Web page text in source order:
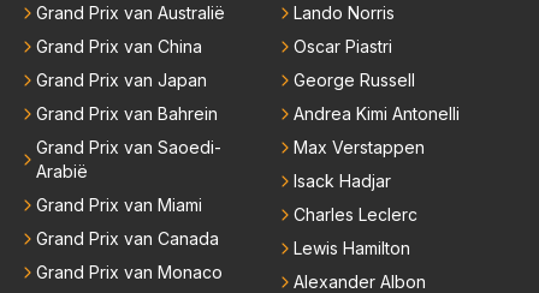
Grand Prix van Australië
Grand Prix van China
Grand Prix van Japan
Grand Prix van Bahrein
Grand Prix van Saoedi-
Arabië
Grand Prix van Miami
Grand Prix van Canada
Grand Prix van Monaco
Lando Norris
Oscar Piastri
George Russell
Andrea Kimi Antonelli
Max Verstappen
Isack Hadjar
Charles Leclerc
Lewis Hamilton
Alexander Albon